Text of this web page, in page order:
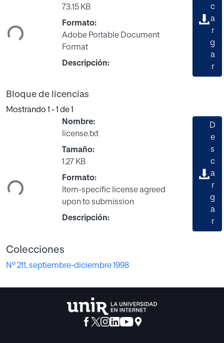
73.15 KB
Formato:
Adobe Portable Document
Format
Descripción:
c
a
r
g
a
r
Bloque de licencias
Mostrando 1 - 1 de 1
Nombre:
license.txt
Tamaño:
1.27 KB
Formato:
Item-specific license agreed
upon to submission
Descripción:
D
e
s
c
a
r
g
a
r
Colecciones
Nº 211, septiembre-diciembre 1998